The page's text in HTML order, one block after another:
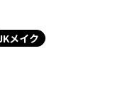
メイク